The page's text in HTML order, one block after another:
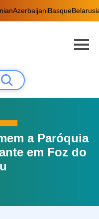
AzerbaijaniBasque
a Paróquia
em Foz do